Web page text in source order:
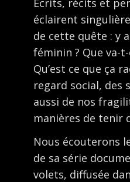
Écrits, récits et
éclairent
de cette quête : y
féminin ? Que va-
Qu’est ce que ça
regard social, des
aussi de nos
manières de tenir
Nous écouterons
de sa série
volets, diffusée